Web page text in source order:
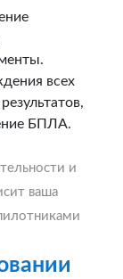
всех
БПЛА.
и
ваша